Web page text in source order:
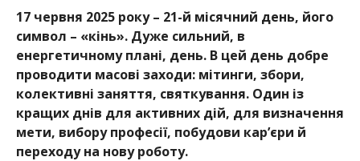
17 червня 2025 року – 21-й місячний день, його
символ – «кінь». Дуже сильний, в
енергетичному плані, день. В цей день добре
проводити масові заходи: мітинги, збори,
колективні заняття, святкування. Один із
кращих днів для активних дій, для визначення
мети, вибору професії, побудови кар’єри й
переходу на нову роботу.